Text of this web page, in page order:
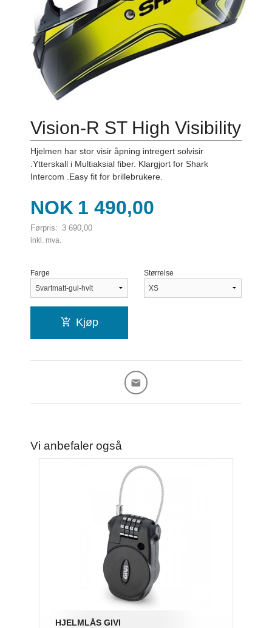
Vision-R ST High Visibility
Hjelmen har stor visir åpning intregert solvisir
.Ytterskall i Multiaksial fiber. Klargjort for Shark
Intercom .Easy fit for brillebrukere.
Tilbud
NOK 1 490,00
Førpris: 3 690,00
Rabatt
inkl. mva.
Farge Størrelse
Kjøp
Vi anbefaler også
HJELMLÅS GIVI